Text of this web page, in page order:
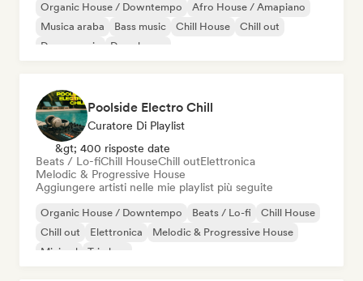
Organic House / Downtempo
Afro House / Amapiano
Musica araba
Bass music Chill House
Chill out
Dance music
Deep house
Poolside Electro Chill
Curatore Di Playlist
&gt; 400 risposte date
Beats / Lo-fiChill HouseChill outElettronica
Melodic & Progressive House
Aggiungere artisti nelle mie playlist più seguite
Organic House / Downtempo Beats / Lo-fi
Chill House
Chill out
Elettronica
Melodic & Progressive House
Minimal
Trip hop